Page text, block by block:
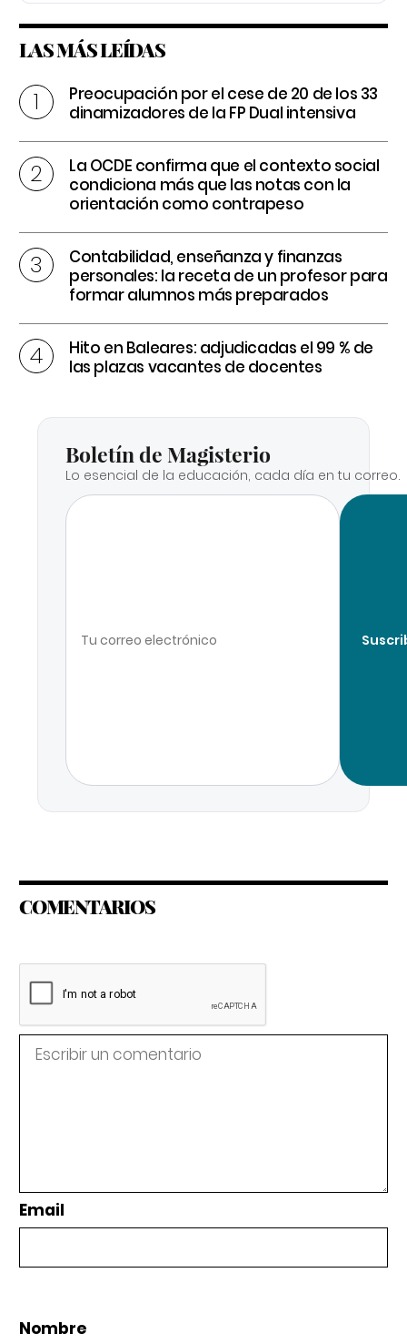
LAS MÁS LEÍDAS
Preocupación por el cese de 20 de los 33
dinamizadores de la FP Dual intensiva
La OCDE confirma que el contexto social
condiciona más que las notas con la
orientación como contrapeso
Contabilidad, enseñanza y finanzas
personales: la receta de un profesor para
formar alumnos más preparados
Hito en Baleares: adjudicadas el 99 % de
las plazas vacantes de docentes
Boletín de Magisterio
Lo esencial de la educación, cada día en tu correo.
COMENTARIOS
Email
Nombre